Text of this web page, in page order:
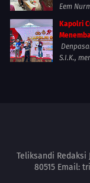
Eem
Kapolri
S.I.K.,
Teliksandi Redaksi
80515 Email: